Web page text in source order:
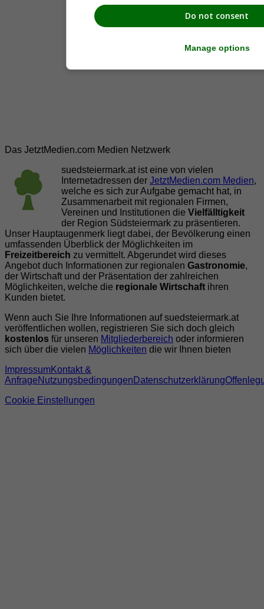
Das JetztMedien.com Medien Netzwerk
suedsteiermark.at ist eine von vielen
Internetadressen der JetztMedien.com Medien,
welche es sich zur Aufgabe gemacht hat, in
Zusammenarbeit mit regionalen Firmen,
Vereinen und Institutionen die Vielfälltigkeit
der Region Südsteiermark zu präsentieren.
Unser Hauptaugenmerk liegt dabei, der Bevölkerung einen
umfassenden Überblick der Möglichkeiten im
Freizeitbereich zu vermittelt. Abgerundet wird dieses
Angebot duch Informationen zur regionalen Gastronomie,
der Wirtschaft und der Präsentation der zahlreichen
Möglichkeiten, welche die regionale Wirtschaft ihren
Kunden bietet.
Wenn auch Sie Ihre Informationen auf suedsteiermark.at
veröffentlichen wollen, registrieren Sie sich doch gleich
kostenlos für unseren Mitgliederbereich oder informieren
sich über die vielen Möglichkeiten die wir Ihnen bieten
ImpressumKontakt &
AnfrageNutzungsbedingungen Datenschutzerklärung
Cookie Einstellungen
Do not consent
Manage options